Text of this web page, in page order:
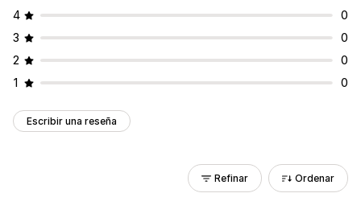
4
0
3
0
2
0
1
0
Escribir una reseña
Refinar Ordenar